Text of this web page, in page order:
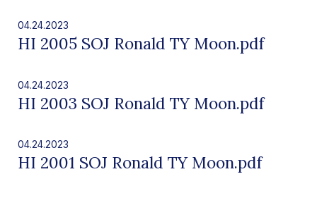
04.24.2023
HI 2005 SOJ Ronald TY Moon.pdf
04.24.2023
HI 2003 SOJ Ronald TY Moon.pdf
04.24.2023
HI 2001 SOJ Ronald TY Moon.pdf